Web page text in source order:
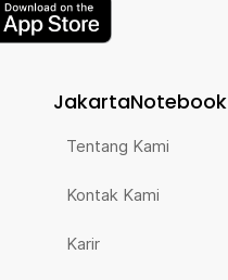
JakartaNotebook
Tentang Kami
Kontak Kami
Karir